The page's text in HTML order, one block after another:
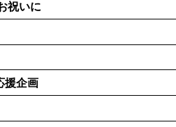
祝いに
援企画